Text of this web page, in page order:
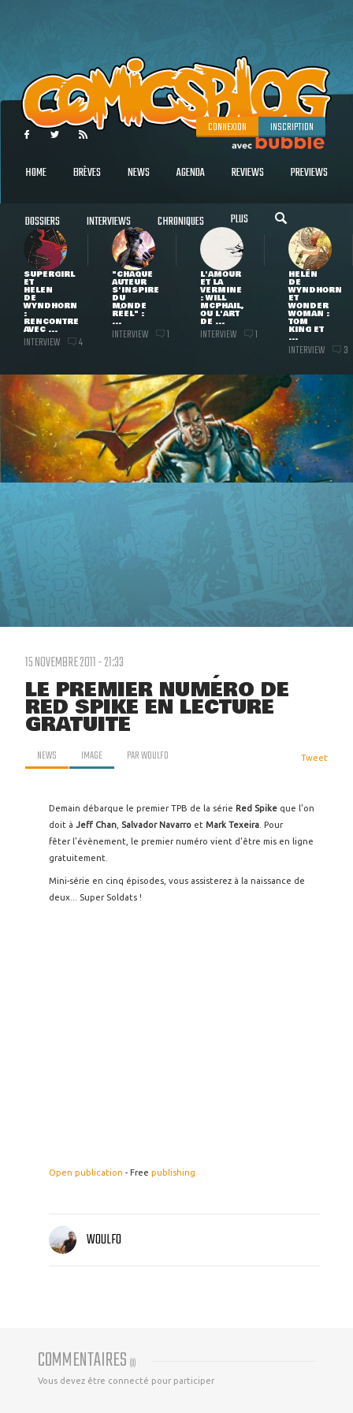
CONNEXION INSCRIPTION
HOME BRÈVES NEWS AGENDA REVIEWS PREVIEWS
DOSSIERS INTERVIEWS CHRONIQUES PLUS
SUPERGIRL
ET
HELEN
DE
WYNDHORN
:
RENCONTRE
AVEC ...
INTERVIEW 4
"CHAQUE
AUTEUR
S'INSPIRE
DU
MONDE
RÉEL" :
...
INTERVIEW 1
L'AMOUR
ET LA
VERMINE
: WILL
MCPHAIL,
OU L'ART
DE ...
INTERVIEW 1
HELEN
DE
WYNDHORN
ET
WONDER
WOMAN :
TOM
KING ET
...
INTERVIEW 3
15 NOVEMBRE 2011 - 21:33
LE PREMIER NUMÉRO DE
RED SPIKE EN LECTURE
GRATUITE
NEWS IMAGE PARWOULFO Tweet
Demain débarque le premier TPB de la série Red Spike que l'on
doit à Jeff Chan Salvador Navarro et Mark Texeira . Pour
fêter l’évènement, le premier numéro vient d'être mis en ligne
gratuitement.
Mini-série en cinq épisodes, vous assisterez à la naissance de
deux... Super Soldats !
Open publication - Free publishing
WOULFO
COMMENTAIRES (0)
Vous devez être connecté pour participer